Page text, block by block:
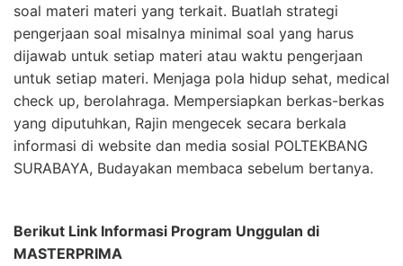
soal materi materi yang terkait. Buatlah strategi
pengerjaan soal misalnya minimal soal yang harus
dijawab untuk setiap materi atau waktu pengerjaan
untuk setiap materi. Menjaga pola hidup sehat, medical
check up, berolahraga. Mempersiapkan berkas-berkas
yang diputuhkan, Rajin mengecek secara berkala
informasi di website dan media sosial POLTEKBANG
SURABAYA, Budayakan membaca sebelum bertanya.
Berikut Link Informasi Program Unggulan di
MASTERPRIMA